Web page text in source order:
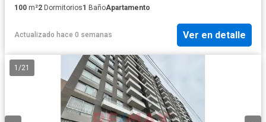
100 m²2 Dormitorios1 BañoApartamento
Actualizado hace 0 semanas Ver en detalle
1 /21